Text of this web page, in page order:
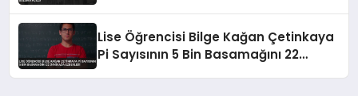
Lise Öğrencisi Bilge Kağan Çetinkaya
Pi Sayısının 5 Bin Basamağını 22